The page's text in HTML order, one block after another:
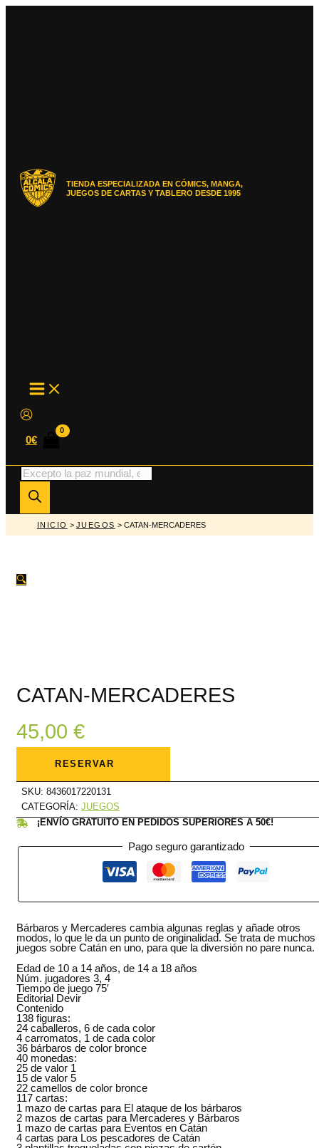
TIENDA ESPECIALIZADA EN CÓMICS, MANGA,
JUEGOS DE CARTAS Y TABLERO DESDE 1995
MAIN
MENU
0€
Búsqueda
de
productos
INICIO > JUEGOS > CATAN-MERCADERES
🔍
CATAN-MERCADERES
45,00 €
CATAN-
MERCADERES
RESERVAR
SKU: 8436017220131
CATEGORÍA: JUEGOS
¡ENVÍO GRATUITO EN PEDIDOS SUPERIORES A 50€!
Pago seguro garantizado
Bárbaros y Mercaderes cambia algunas reglas y añade otros
modos, lo que le da un punto de originalidad. Se trata de muchos
juegos sobre Catán en uno, para que la diversión no pare nunca.
Edad de 10 a 14 años, de 14 a 18 años
Núm. jugadores 3, 4
Tiempo de juego 75′
Editorial Devir
Contenido
138 figuras:
24 caballeros, 6 de cada color
4 carromatos, 1 de cada color
36 bárbaros de color bronce
40 monedas:
25 de valor 1
15 de valor 5
22 camellos de color bronce
117 cartas:
1 mazo de cartas para El ataque de los bárbaros
2 mazos de cartas para Mercaderes y Bárbaros
1 mazo de cartas para Eventos en Catán
4 cartas para Los pescadores de Catán